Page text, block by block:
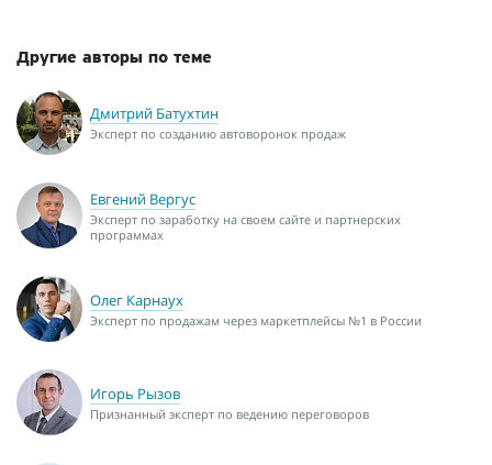
Другие авторы по теме
Дмитрий Батухтин
Эксперт по созданию автоворонок продаж
Евгений Вергус
Эксперт по заработку на своем сайте и партнерских
программах
Олег Карнаух
Эксперт по продажам через маркетплейсы №1 в России
Игорь Рызов
Признанный эксперт по ведению переговоров